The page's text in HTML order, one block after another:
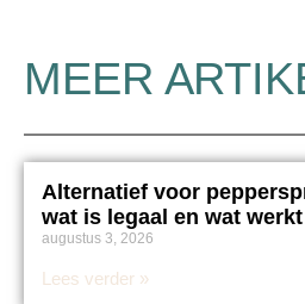
MEER
Alternatief voor
wat is legaal en wat
augustus 3, 2026
Lees verder »